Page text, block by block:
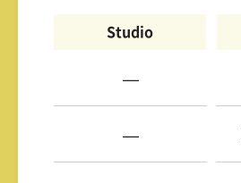
Studio
—
—